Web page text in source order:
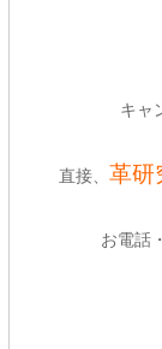
キャ
直接、革
お電話